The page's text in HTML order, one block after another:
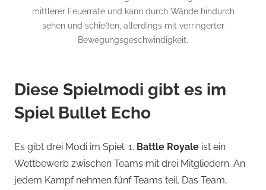
mittlerer Feuerrate und kann durch Wände hindurch
sehen und schießen, allerdings mit verringerter
Bewegungsgeschwindigkeit.
Diese Spielmodi gibt es im
Spiel Bullet Echo
Es gibt drei Modi im Spiel: 1. Battle Royale ist ein
Wettbewerb zwischen Teams mit drei Mitgliedern. An
jedem Kampf nehmen fünf Teams teil. Das Team,